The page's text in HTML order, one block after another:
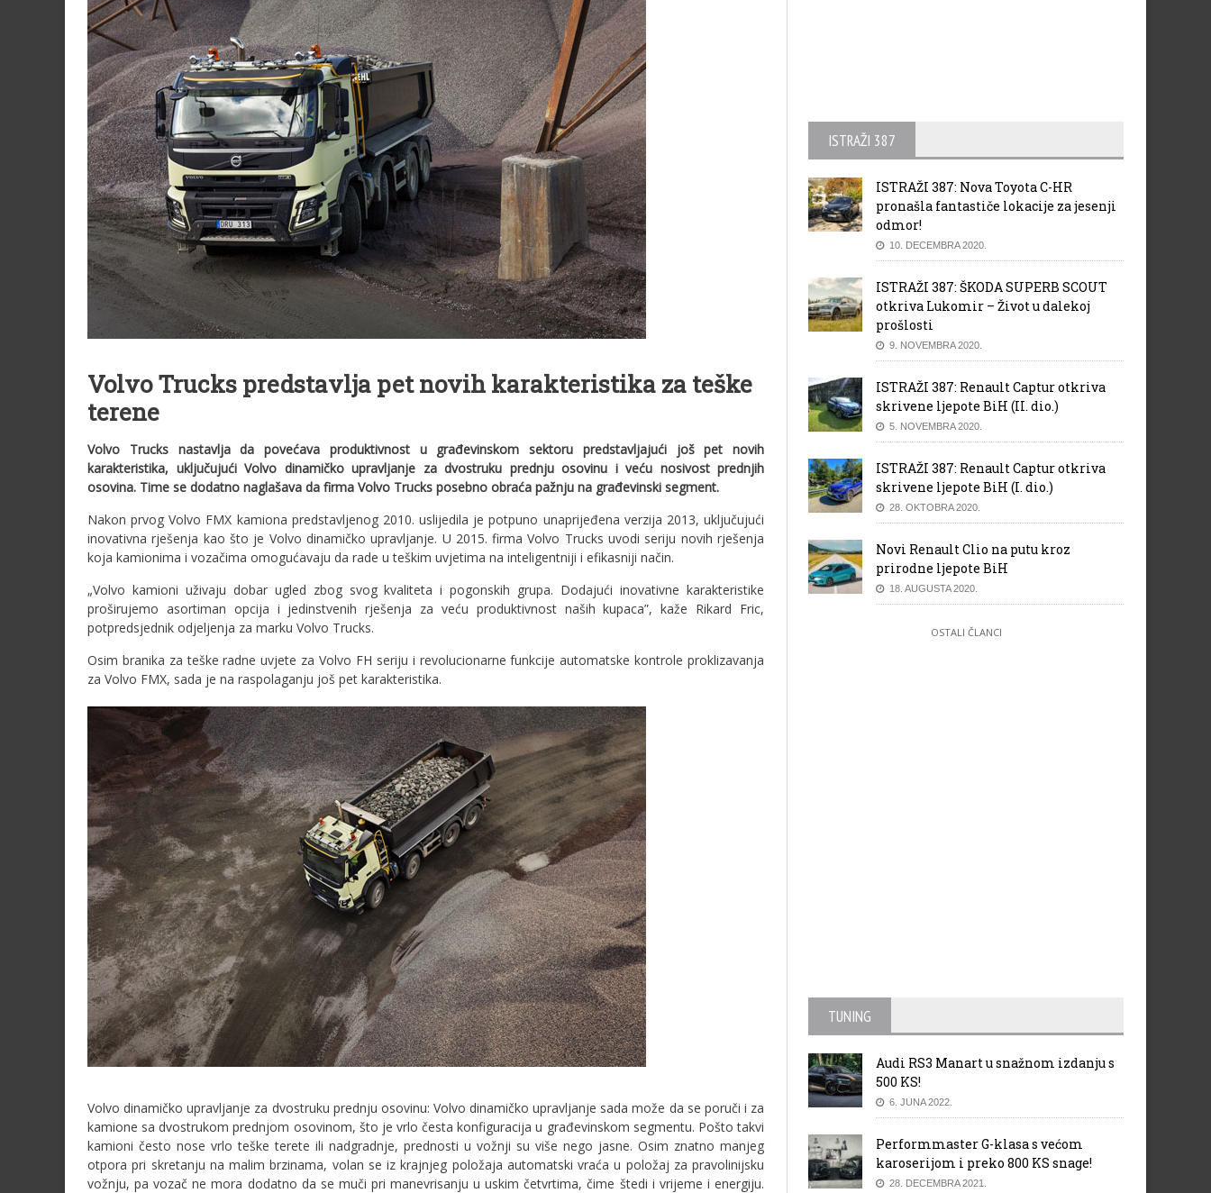
Volvo Trucks predstavlja pet novih karakteristika za teške
terene
Volvo Trucks nastavlja da povećava produktivnost u građevinskom sektoru predstavljajući još pet novih
karakteristika, uključujući Volvo dinamičko upravljanje za dvostruku prednju osovinu i veću nosivost prednjih
osovina. Time se dodatno naglašava da firma Volvo Trucks posebno obraća pažnju na građevinski segment.
Nakon prvog Volvo FMX kamiona predstavljenog 2010. uslijedila je potpuno unaprijeđena verzija 2013, uključujući
inovativna rješenja kao što je Volvo dinamičko upravljanje. U 2015. firma Volvo Trucks uvodi seriju novih rješenja
koja kamionima i vozačima omogućavaju da rade u teškim uvjetima na inteligentniji i efikasniji način.
„Volvo kamioni uživaju dobar ugled zbog svog kvaliteta i pogonskih grupa. Dodajući inovativne karakteristike
proširujemo asortiman opcija i jedinstvenih rješenja za veću produktivnost naših kupaca”, kaže Rikard Fric,
potpredsjednik odjeljenja za marku Volvo Trucks.
Osim branika za teške radne uvjete za Volvo FH seriju i revolucionarne funkcije automatske kontrole proklizavanja
za Volvo FMX, sada je na raspolaganju još pet karakteristika.
Volvo dinamičko upravljanje za dvostruku prednju osovinu: Volvo dinamičko upravljanje sada može da se poruči i za
kamione sa dvostrukom prednjom osovinom, što je vrlo česta konfiguracija u građevinskom segmentu. Pošto takvi
kamioni često nose vrlo teške terete ili nadgradnje, prednosti u vožnji su više nego jasne. Osim znatno manjeg
otpora pri skretanju na malim brzinama, volan se iz krajnjeg položaja automatski vraća u položaj za pravolinijsku
vožnju, pa vozač ne mora dodatno da se muči pri manevrisanju u uskim četvrtima, čime štedi i vrijeme i energiju.
ISTRAŽI 387
ISTRAŽI 387: Nova Toyota C-HR
pronašla fantastiče lokacije za jesenji
odmor!
10. DECEMBRA 2020.
ISTRAŽI 387: ŠKODA SUPERB SCOUT
otkriva Lukomir – Život u dalekoj
prošlosti
9. NOVEMBRA 2020.
ISTRAŽI 387: Renault Captur otkriva
skrivene ljepote BiH (II. dio.)
5. NOVEMBRA 2020.
ISTRAŽI 387: Renault Captur otkriva
skrivene ljepote BiH (I. dio.)
28. OKTOBRA 2020.
Novi Renault Clio na putu kroz
prirodne ljepote BiH
18. AUGUSTA 2020.
OSTALI ČLANCI
TUNING
Audi RS3 Manart u snažnom izdanju s
500 KS!
6. JUNA 2022.
Performmaster G-klasa s većom
karoserijom i preko 800 KS snage!
28. DECEMBRA 2021.